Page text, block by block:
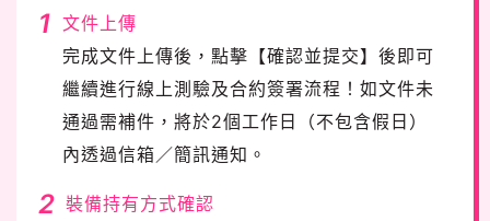
1 文件上傳
完成文件上傳後，點擊【確認並提交】後即可
繼續進行線上測驗及合約簽署流程！如文件未
通過需補件，將於2個工作日（不包含假日）
內透過信箱／簡訊通知。
2 裝備持有方式確認